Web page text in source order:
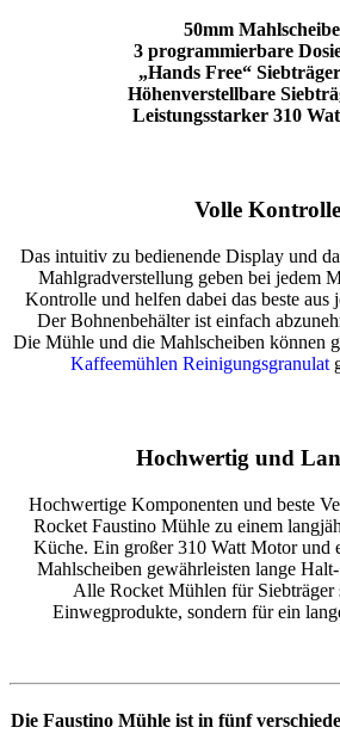
50mm
3 programmierbare
„Hands Free“
Höhenverstellbare
Leistungsstarker 310
Volle Kontrolle
Das intuitiv zu bedienende Display und
Mahlgradverstellung geben bei jedem
Kontrolle und helfen dabei das beste aus
Der Bohnenbehälter ist einfach
Die Mühle und die Mahlscheiben können
Kaffeemühlen Reinigungsgranulat
Hochwertig und
Hochwertige Komponenten und beste
Rocket Faustino Mühle zu einem
Küche. Ein großer 310 Watt Motor und
Mahlscheiben gewährleisten lange
Alle Rocket Mühlen für Siebträger
Einwegprodukte, sondern für ein
Die Faustino Mühle ist in fünf